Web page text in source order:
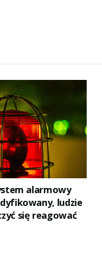
alarmowy
ludzie
się reagować